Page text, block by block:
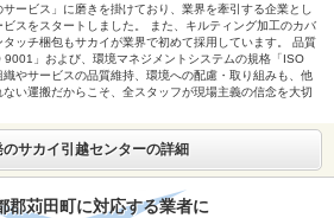
ービス」に磨きを掛けており、業界を牽引する企業とし
スをスタートしました。 また、キルティング加工のカバ
ッチ梱包もサカイが業界で初めて採用しています。 品質
」および、環境マネジメントシステムの規格「ISO
やサービスの品質維持、環境への配慮・取り組みも、他
い運搬だからこそ、全スタッフが現場主義の信念を大切
のサカイ引越センターの詳細
郡苅田町に対応する業者に